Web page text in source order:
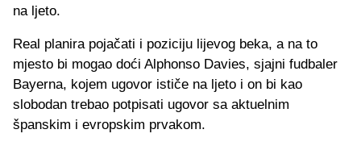
na ljeto.
Real planira pojačati i poziciju lijevog beka, a na to
mjesto bi mogao doći Alphonso Davies, sjajni fudbaler
Bayerna, kojem ugovor ističe na ljeto i on bi kao
slobodan trebao potpisati ugovor sa aktuelnim
španskim i evropskim prvakom.